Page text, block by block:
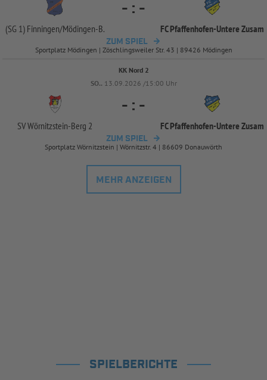
(SG 1) Finningen/Mödingen-B.
- : -
FC Pfaffenhofen-Untere Zusam
ZUM SPIEL
Sportplatz Mödingen | Zöschlingsweiler Str. 43 | 89426 Mödingen
KK Nord 2
SO.. 13.09.2026 /15:00 Uhr
SV Wörnitzstein-Berg 2
- : -
FC Pfaffenhofen-Untere Zusam
ZUM SPIEL
Sportplatz Wörnitzstein | Wörnitzstr. 4 | 86609 Donauwörth
MEHR ANZEIGEN
SPIELBERICHTE